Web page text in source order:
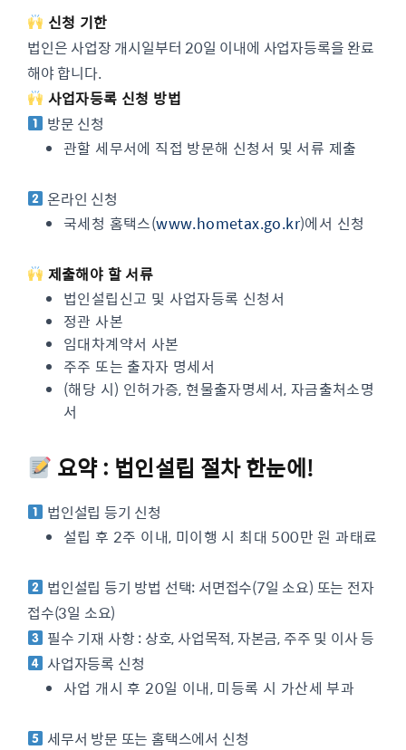
신청 기한
법인은 사업장 개시일부터 20일 이내에 사업자등록을 완료
해야 합니다.
사업자등록 신청 방법
방문 신청
관할 세무서에 직접 방문해 신청서 및 서류 제출
온라인 신청
국세청 홈택스(www.hometax.go.kr)에서 신청
제출해야 할 서류
법인설립신고 및 사업자등록 신청서
정관 사본
임대차계약서 사본
주주 또는 출자자 명세서
(해당 시) 인허가증, 현물출자명세서, 자금출처소명
서
요약 : 법인설립 절차 한눈에!
법인설립 등기 신청
설립 후 2주 이내, 미이행 시 최대 500만 원 과태료
법인설립 등기 방법 선택: 서면접수(7일 소요) 또는 전자
접수(3일 소요)
필수 기재 사항 : 상호, 사업목적, 자본금, 주주 및 이사 등
사업자등록 신청
사업 개시 후 20일 이내, 미등록 시 가산세 부과
세무서 방문 또는 홈택스에서 신청